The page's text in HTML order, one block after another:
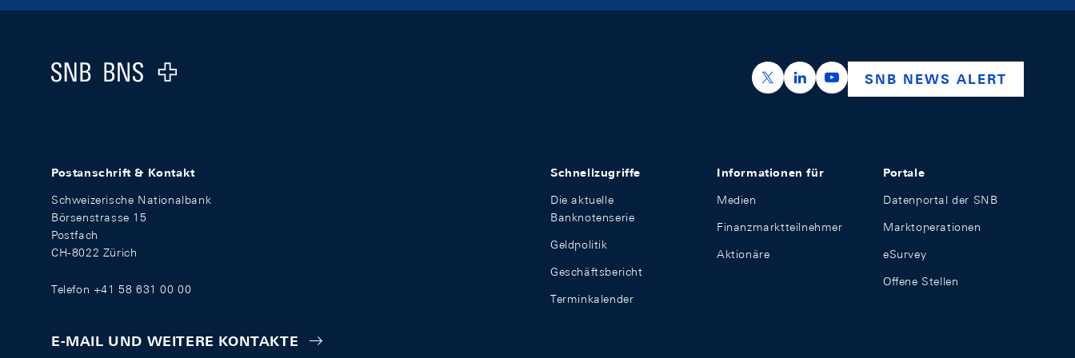
Logo
https://x.com/snb_bns
https://ch.linkedin.com/company/swiss-
https://www.youtube.com/
SNB NEWS ALERT
Postanschrift & Kontakt
Schweizerische Nationalbank
Börsenstrasse 15
Postfach
CH-8022 Zürich
Telefon +41 58 631 00 00
E-MAIL UND WEITERE KONTAKTE
Schnellzugriffe
Die aktuelle
Banknotenserie
Geldpolitik
Geschäftsbericht
Terminkalender
Informationen für
Medien
Finanzmarktteilnehmer
Aktionäre
Portale
Datenportal der SNB
Marktoperationen
eSurvey
Offene Stellen